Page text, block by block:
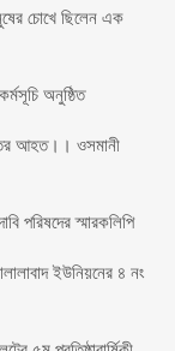
চোখে ছিলেন এক
অনুষ্ঠিত
আহত।। ওসমানী
পরিষদের স্মারকলিপি
ইউনিয়নের ৪ নং